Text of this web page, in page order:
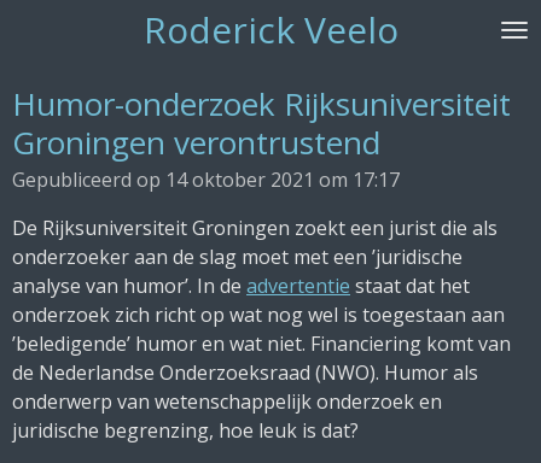
de
hoofdinhoud
Roderick Veelo
Humor-onderzoek Rijksuniversiteit
Groningen verontrustend
Gepubliceerd op 14 oktober 2021 om 17:17
De Rijksuniversiteit Groningen zoekt een jurist die als
onderzoeker aan de slag moet met een ’juridische
analyse van humor’. In de advertentie staat dat het
onderzoek zich richt op wat nog wel is toegestaan aan
’beledigende’ humor en wat niet. Financiering komt van
de Nederlandse Onderzoeksraad (NWO). Humor als
onderwerp van wetenschappelijk onderzoek en
juridische begrenzing, hoe leuk is dat?